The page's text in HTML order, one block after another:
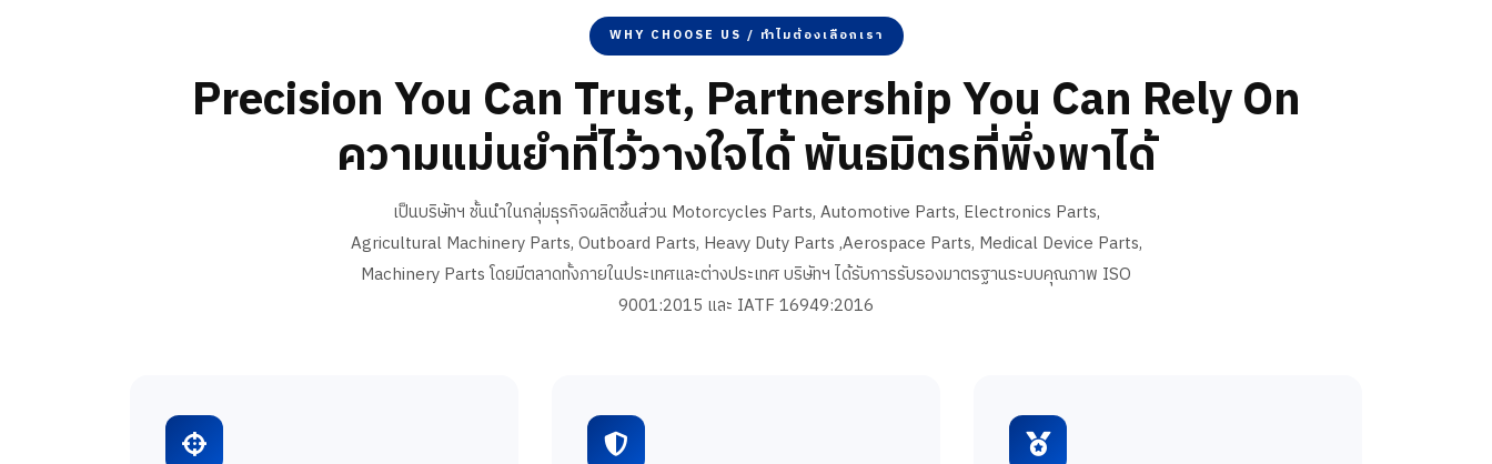
WHY CHOOSE US / ทำไมต้องเลือกเรา
Precision You Can Trust, Partnership You Can Rely On
ความแม่นยำที่ไว้วางใจได้ พันธมิตรที่พึ่งพาได้
เป็นบริษัทฯ ชั้นนำในกลุ่มธุรกิจผลิตชิ้นส่วน Motorcycles Parts, Automotive Parts, Electronics Parts,
Agricultural Machinery Parts, Outboard Parts, Heavy Duty Parts ,Aerospace Parts, Medical Device Parts,
Machinery Parts โดยมีตลาดทั้งภายในประเทศและต่างประเทศ บริษัทฯ ได้รับการรับรองมาตรฐานระบบคุณภาพ ISO
9001:2015 และ IATF 16949:2016